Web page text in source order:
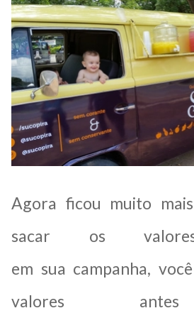
Agora ficou muito
sacar os
em sua campanha,
valores